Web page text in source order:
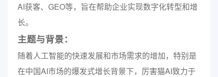
AI获客、GEO等，旨在帮助企业实现数字化转型和增
长。
主题与背景：
随着人工智能的快速发展和市场需求的增加，特别是
在中国AI市场的爆发式增长背景下，厉害猫AI致力于